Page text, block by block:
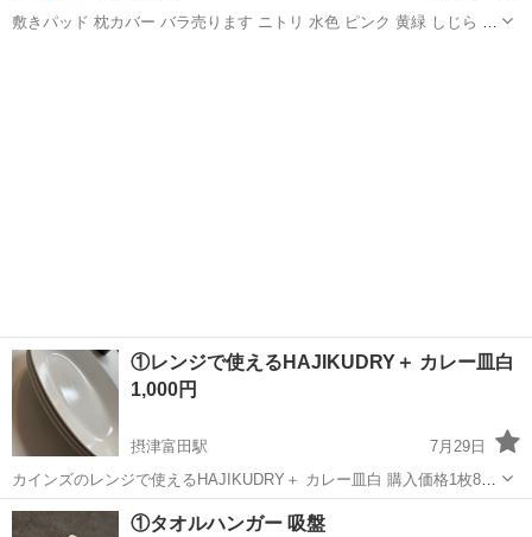
敷きパッド 枕カバー バラ売ります ニトリ 水色 ピンク 黄緑 しじら 枕
①レンジで使えるHAJIKUDRY＋ カレー皿白
1,000円
摂津富田駅
7月29日
カインズのレンジで使えるHAJIKUDRY＋ カレー皿白 購入価格1枚880
円 商品の詳細 商品コード 4549509671619 本体サイズ-幅（cm） 26 本
体サイズ-奥行（cm） 17 本体サイズ-高さ（cm） ...
大阪 茨木市 摂津富田駅 食器
①タオルハンガー 吸盤